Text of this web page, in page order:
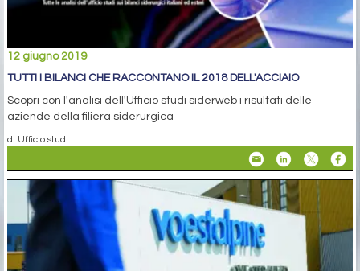
12 giugno 2019
TUTTI I BILANCI CHE RACCONTANO IL 2018 DELL'ACCIAIO
Scopri con l'analisi dell'Ufficio studi siderweb i risultati delle
aziende della filiera siderurgica
di Ufficio studi